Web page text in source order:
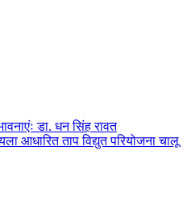
डा. धन सिंह रावत
आधारित ताप विद्युत परियोजना चालू